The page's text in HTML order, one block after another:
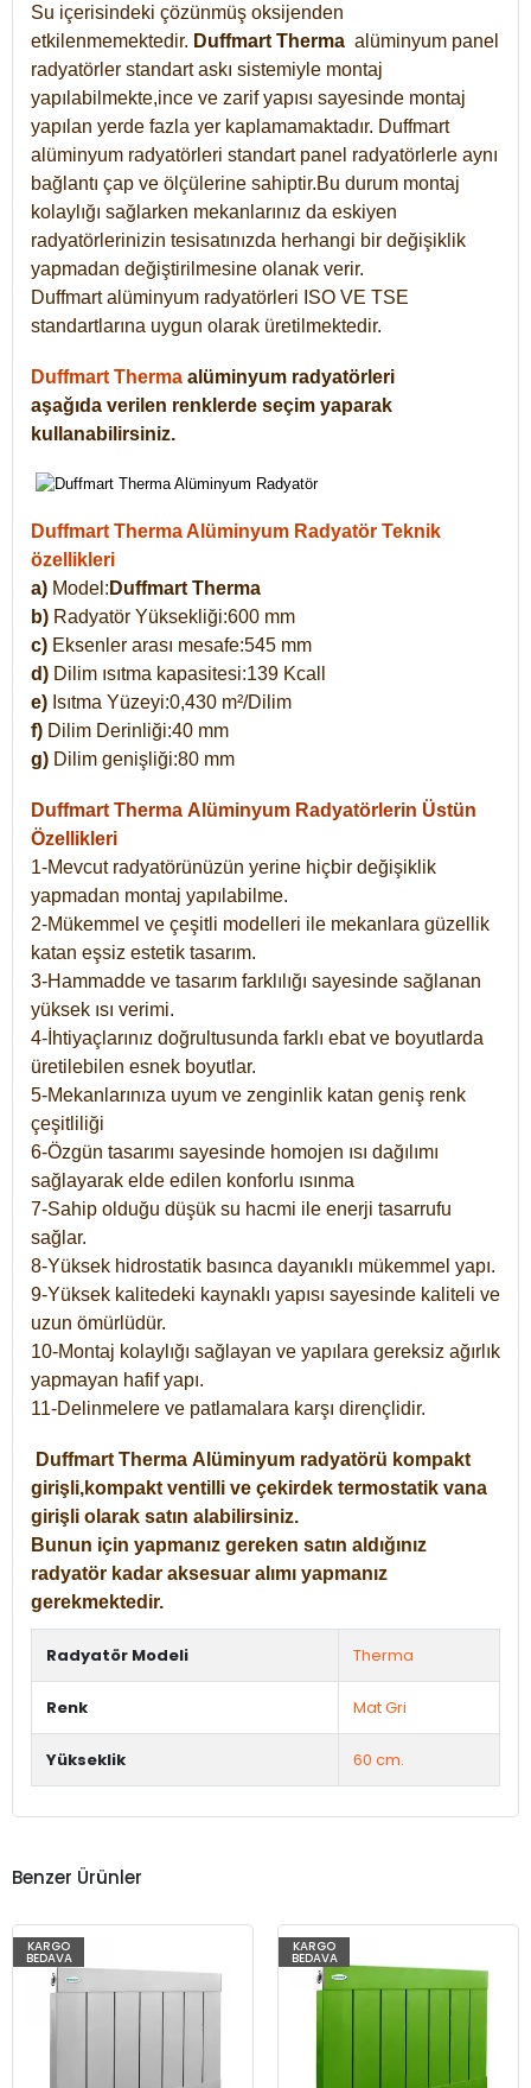
Su içerisindeki çözünmüş oksijenden
etkilenmemektedir. Duffmart Therma alüminyum panel
radyatörler standart askı sistemiyle montaj
yapılabilmekte,ince ve zarif yapısı sayesinde montaj
yapılan yerde fazla yer kaplamamaktadır. Duffmart
alüminyum radyatörleri standart panel radyatörlerle aynı
bağlantı çap ve ölçülerine sahiptir.Bu durum montaj
kolaylığı sağlarken mekanlarınız da eskiyen
radyatörlerinizin tesisatınızda herhangi bir değişiklik
yapmadan değiştirilmesine olanak verir.
Duffmart alüminyum radyatörleri ISO VE TSE
standartlarına uygun olarak üretilmektedir.
Duffmart Therma alüminyum radyatörleri
aşağıda verilen renklerde seçim yaparak
kullanabilirsiniz.
Duffmart Therma Alüminyum Radyatör Teknik
özellikleri
a) Model: Duffmart Therma
b) Radyatör Yüksekliği:600 mm
c) Eksenler arası mesafe:545 mm
d) Dilim ısıtma kapasitesi:139 Kcall
e) Isıtma Yüzeyi:0,430 m²/Dilim
f) Dilim Derinliği:40 mm
g) Dilim genişliği:80 mm
Duffmart Therma Alüminyum Radyatörlerin Üstün
Özellikleri
1-Mevcut radyatörünüzün yerine hiçbir değişiklik
yapmadan montaj yapılabilme.
2-Mükemmel ve çeşitli modelleri ile mekanlara güzellik
katan eşsiz estetik tasarım.
3-Hammadde ve tasarım farklılığı sayesinde sağlanan
yüksek ısı verimi.
4-İhtiyaçlarınız doğrultusunda farklı ebat ve boyutlarda
üretilebilen esnek boyutlar.
5-Mekanlarınıza uyum ve zenginlik katan geniş renk
çeşitliliği
6-Özgün tasarımı sayesinde homojen ısı dağılımı
sağlayarak elde edilen konforlu ısınma
7-Sahip olduğu düşük su hacmi ile enerji tasarrufu
sağlar.
8-Yüksek hidrostatik basınca dayanıklı mükemmel yapı.
9-Yüksek kalitedeki kaynaklı yapısı sayesinde kaliteli ve
uzun ömürlüdür.
10-Montaj kolaylığı sağlayan ve yapılara gereksiz ağırlık
yapmayan hafif yapı.
11-Delinmelere ve patlamalara karşı dirençlidir.
Duffmart Therma Alüminyum radyatörü kompakt
girişli,kompakt ventilli ve çekirdek termostatik vana
girişli olarak satın alabilirsiniz.
Bunun için yapmanız gereken satın aldığınız
radyatör kadar aksesuar alımı yapmanız
gerekmektedir.
Radyatör Modeli Therma
Renk Mat Gri
Yükseklik 60 cm.
Benzer Ürünler
KARGO
BEDAVA
KARGO
BEDAVA